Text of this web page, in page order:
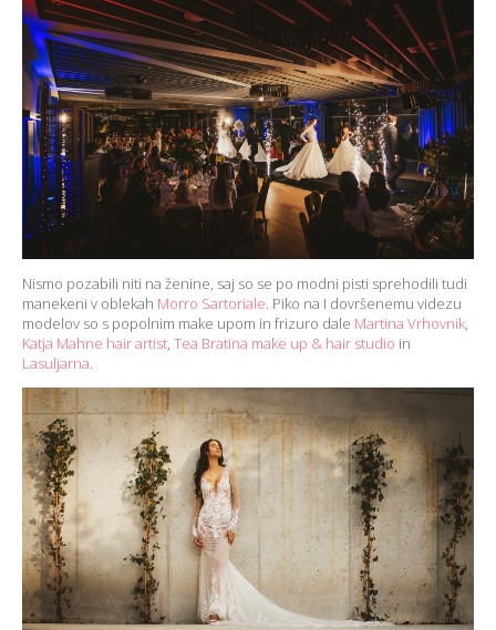
Nismo pozabili niti na ženine, saj so se po modni pisti sprehodili tudi
manekeni v oblekah Morro Sartoriale. Piko na I dovršenemu videzu
modelov so s popolnim make upom in frizuro dale Martina Vrhovnik,
Katja Mahne hair artist, Tea Bratina make up & hair studio in
Lasuljarna.